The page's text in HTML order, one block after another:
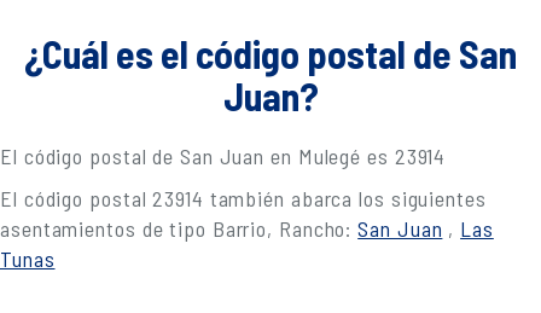
¿Cuál es el código postal de San
Juan?
El código postal de San Juan en Mulegé es 23914
El código postal 23914 también abarca los siguientes
asentamientos de tipo Barrio, Rancho:San Juan , Las
Tunas